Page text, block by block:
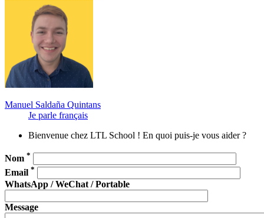
Manuel Saldaña Quintans
Je parle français
Bienvenue chez LTL School ! En quoi puis-je vous aider ?
Nom *
Email *
WhatsApp / WeChat / Portable
Message